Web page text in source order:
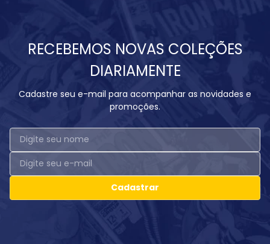
RECEBEMOS NOVAS COLEÇÕES
DIARIAMENTE
Cadastre seu e-mail para acompanhar as novidades e
promoções.
Cadastrar